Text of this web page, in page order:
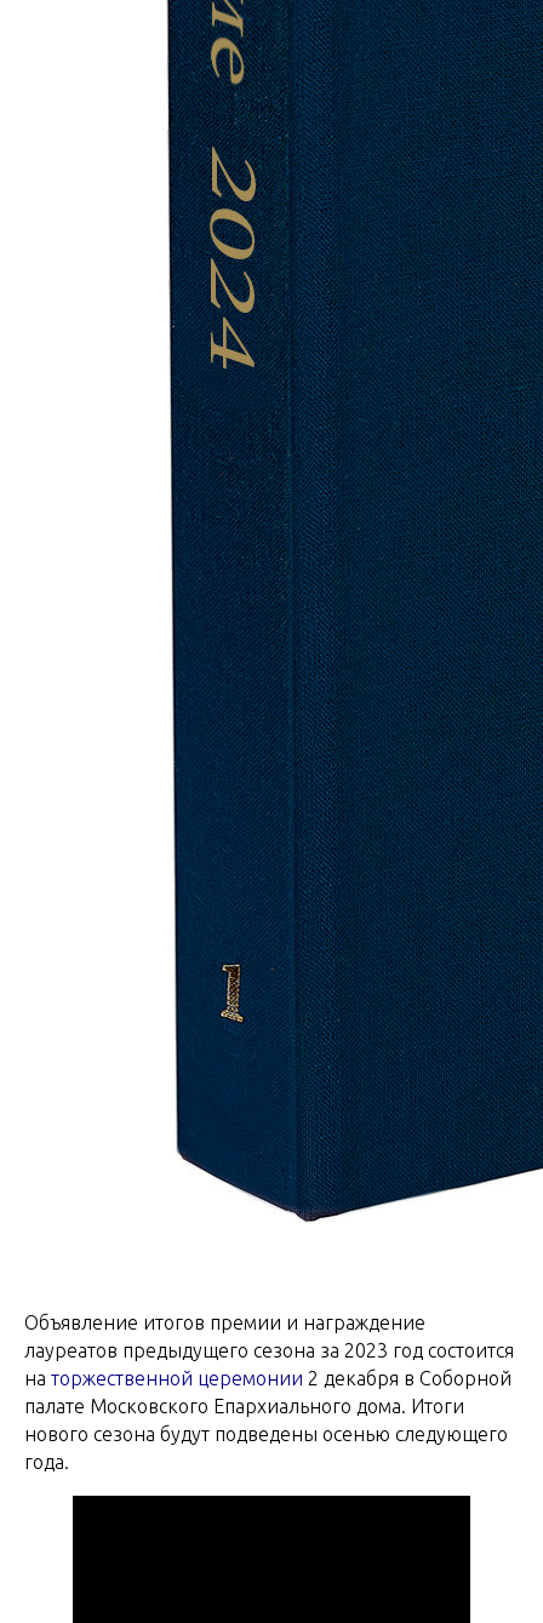
Объявление итогов премии и награждение
лауреатов предыдущего сезона за 2023 год состоится
на торжественной церемонии 2 декабря в Соборной
палате Московского Епархиального дома. Итоги
нового сезона будут подведены осенью следующего
года.